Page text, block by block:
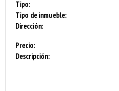
Tipo:
Tipo de inmueble:
Dirección:
Precio:
Descripción: